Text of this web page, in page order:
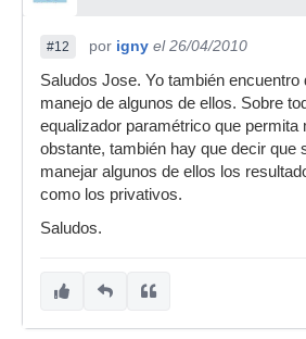
#12 por igny el 26/04/2010
Saludos Jose. Yo también encuentro
manejo de algunos de ellos. Sobre
equalizador paramétrico que permita
obstante, también hay que decir que
manejar algunos de ellos los
como los privativos.
Saludos.